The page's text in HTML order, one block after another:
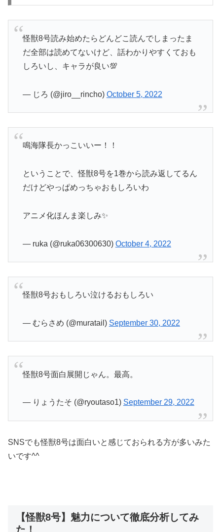
怪獣8号読み始めたらどんどこ読んでしまったま
だ全部は読めてないけど、話わかりやすくておも
しろいし、キャラが良い💯
— じろ (@jiro__rincho) October 5, 2022
鳴海隊長かっこいいー！！
ということで、怪獣8号を1巻から読み返してるん
だけどやっぱめっちゃおもしろいわ
アニメ化ほんま楽しみ✨
— ruka (@ruka06300630) October 4, 2022
怪獣8号おもしろい泣けるおもしろい
— むらさめ (@muratail) September 30, 2022
怪獣8号面白展開じゃん。最高。
— りょうたそ (@ryoutaso1) September 29, 2022
SNSでも怪獣8号は面白いと感じておられる方が多いみた
いです^^
【怪獣8号】魅力について徹底分析してみ
た！